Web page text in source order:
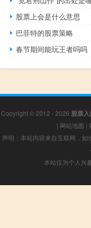
股票上会是什么意思
巴菲特的股票策略
春节期间能玩王者吗吗
Copyright © 2012 - 2026 股票
| 网站地图 |
声明：本站内容来自互联网，
本站仅为个人兴